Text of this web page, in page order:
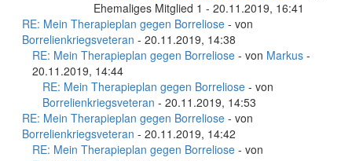
Ehemaliges Mitglied 1 - 20.11.2019, 16:41
RE: Mein Therapieplan gegen Borreliose - von
Borrelienkriegsveteran - 20.11.2019, 14:38
RE: Mein Therapieplan gegen Borreliose - von Markus -
20.11.2019, 14:44
RE: Mein Therapieplan gegen Borreliose - von
Borrelienkriegsveteran - 20.11.2019, 14:53
RE: Mein Therapieplan gegen Borreliose - von
Borrelienkriegsveteran - 20.11.2019, 14:42
RE: Mein Therapieplan gegen Borreliose - von